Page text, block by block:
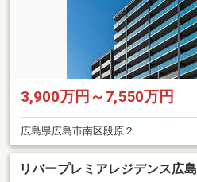
3,900万円～7,550万円
広島県広島市南区段原２
リバープレミアレジデンス広島